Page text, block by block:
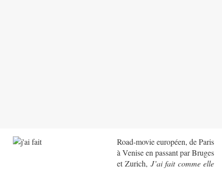
Road-movie européen, de Paris
à Venise en passant par Bruges
et Zurich, J’ai fait comme elle